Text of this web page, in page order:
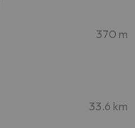
370 m
33.6 km